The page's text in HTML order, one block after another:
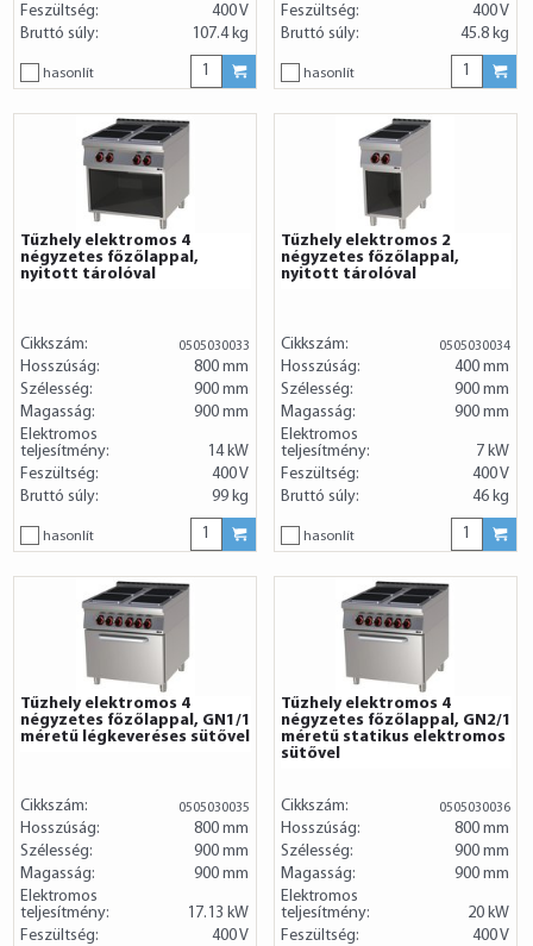
Feszültség:
400 V
Bruttó súly:
107.4 kg
hasonlít
Feszültség:
400 V
Bruttó súly:
45.8 kg
hasonlít
Tűzhely elektromos 4
négyzetes főzőlappal,
nyitott tárolóval
Cikkszám: 0505030033
Hosszúság:
800 mm
Szélesség:
900 mm
Magasság:
900 mm
Elektromos
teljesítmény:
14 kW
Feszültség:
400 V
Bruttó súly:
99 kg
hasonlít
Tűzhely elektromos 2
négyzetes főzőlappal,
nyitott tárolóval
Cikkszám: 0505030034
Hosszúság:
400 mm
Szélesség:
900 mm
Magasság:
900 mm
Elektromos
teljesítmény:
7 kW
Feszültség:
400 V
Bruttó súly:
46 kg
hasonlít
Tűzhely elektromos 4
négyzetes főzőlappal, GN1/1
méretű légkeveréses sütővel
Cikkszám: 0505030035
Hosszúság:
800 mm
Szélesség:
900 mm
Magasság:
900 mm
Elektromos
teljesítmény:
17.13 kW
Feszültség:
400 V
Tűzhely elektromos 4
négyzetes főzőlappal, GN2/1
méretű statikus elektromos
sütővel
Cikkszám: 0505030036
Hosszúság:
800 mm
Szélesség:
900 mm
Magasság:
900 mm
Elektromos
teljesítmény:
20 kW
Feszültség:
400 V